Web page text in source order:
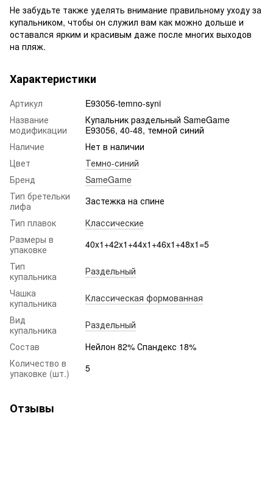
Не забудьте также уделять внимание правильному уходу за
купальником, чтобы он служил вам как можно дольше и
оставался ярким и красивым даже после многих выходов
на пляж.
Характеристики
Артикул
E93056-temno-syni
Название
модификации
Купальник раздельный SameGame
E93056, 40-48, темной синий
Наличие
Нет в наличии
Цвет
Темно-синий
Бренд
SameGame
Тип бретельки
лифа
Застежка на спине
Тип плавок
Классические
Размеры в
упаковке
40x1+42x1+44x1+46x1+48x1=5
Тип
купальника
Раздельный
Чашка
купальника
Классическая формованная
Вид
купальника
Раздельный
Состав
Нейлон 82% Спандекс 18%
Количество в
упаковке (шт.)
5
Отзывы